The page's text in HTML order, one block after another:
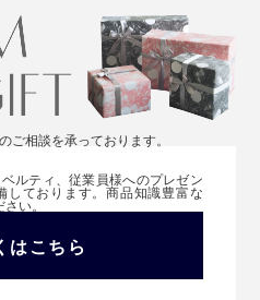
ご相談を承っております。
ルティ、従業員様へのプレゼン
しております。商品知識豊富な
さい。
はこちら